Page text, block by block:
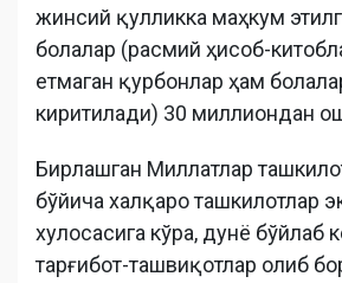
жинсий қулликка маҳкум
болалар (расмий ҳисоб-
етмаган қурбонлар ҳам
киритилади) 30 миллиондан
Бирлашган Миллатлар
бўйича халқаро ташкилотлар
хулосасига кўра, дунё бўйлаб
тарғибот-ташвиқотлар олиб